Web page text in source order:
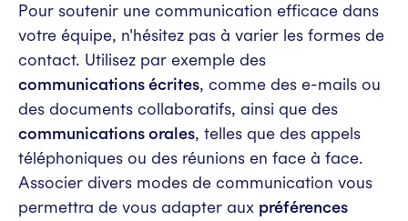
Pour soutenir une communication efficace dans
votre équipe, n'hésitez pas à varier les formes de
contact. Utilisez par exemple des
communications écrites, comme des e-mails ou
des documents collaboratifs, ainsi que des
communications orales, telles que des appels
téléphoniques ou des réunions en face à face.
Associer divers modes de communication vous
permettra de vous adapter aux préférences